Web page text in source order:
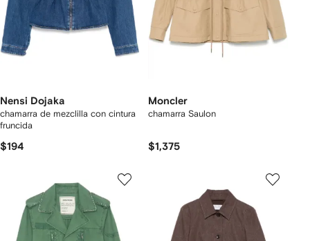
Nensi Dojaka
chamarra de mezclilla con cintura
fruncida
$194
Moncler
chamarra Saulon
$1,375